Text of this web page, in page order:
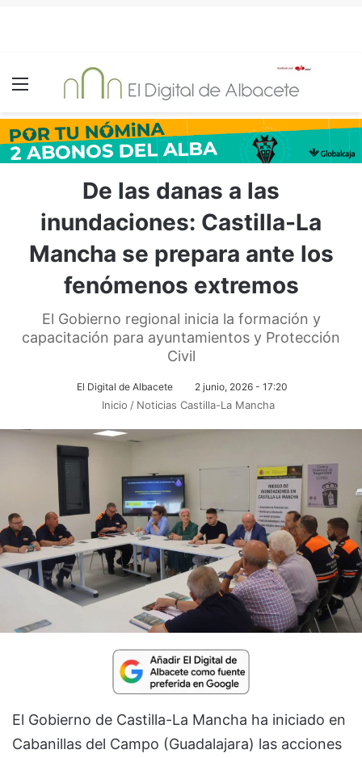
Menú
De las danas a las
inundaciones: Castilla-La
Mancha se prepara ante los
fenómenos extremos
El Gobierno regional inicia la formación y
capacitación para ayuntamientos y Protección
Civil
El Digital de Albacete 2 junio, 2026 - 17:20
Inicio / Noticias Castilla-La Mancha
El Gobierno de Castilla-La Mancha ha iniciado en
Cabanillas del Campo (Guadalajara) las acciones